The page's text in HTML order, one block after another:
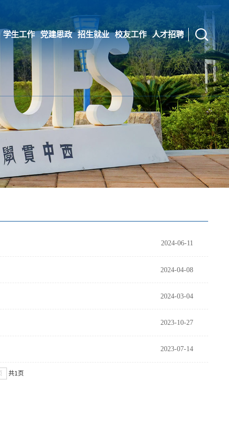
学生工作 党建思政 招生就业 校友工作 人才招聘
2024-06-11
2024-04-08
2024-03-04
2023-10-27
2023-07-14
共1页